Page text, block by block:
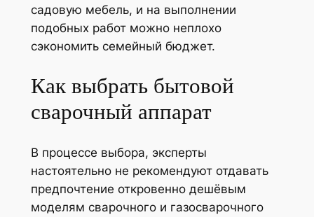
садовую мебель, и на выполнении
подобных работ можно неплохо
сэкономить семейный бюджет.
Как выбрать бытовой
сварочный аппарат
В процессе выбора, эксперты
настоятельно не рекомендуют отдавать
предпочтение откровенно дешёвым
моделям сварочного и газосварочного